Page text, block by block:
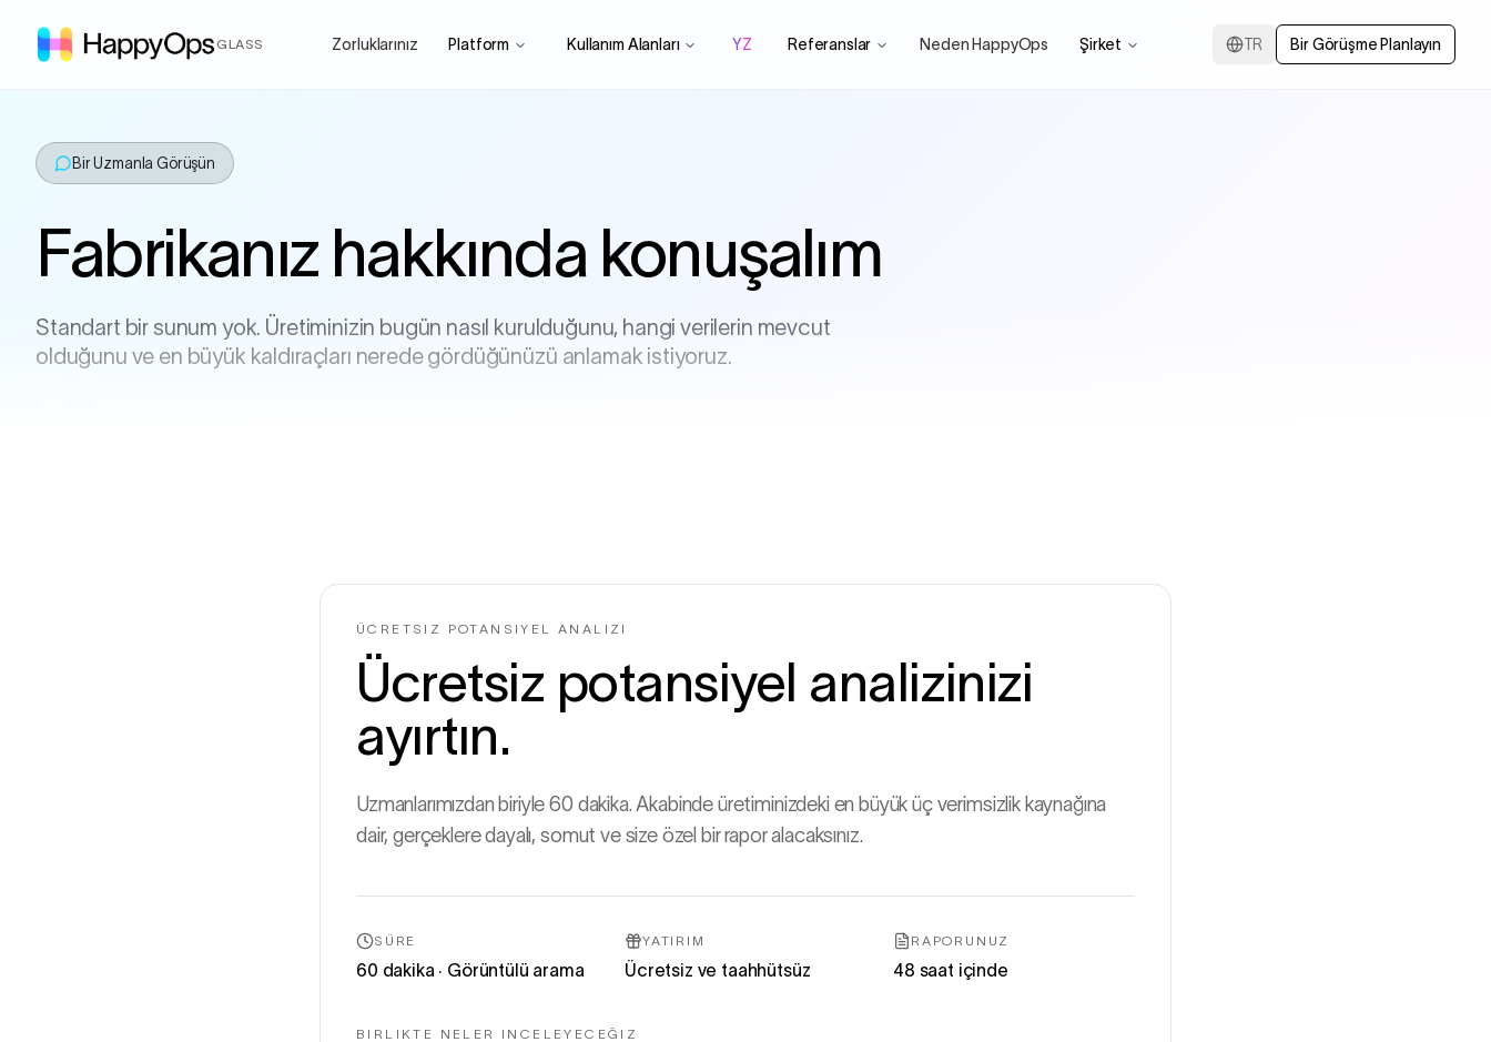
GLASS Zorluklarınız Platform Kullanım Alanları YZ Referanslar Neden HappyOps Şirket TR Bir Görüşme Planlayın
Bir Uzmanla Görüşün
Fabrikanız hakkında konuşalım
Standart bir sunum yok. Üretiminizin bugün nasıl kurulduğunu, hangi verilerin mevcut
olduğunu ve en büyük kaldıraçları nerede gördüğünüzü anlamak istiyoruz.
ÜCRETSIZ POTANSIYEL ANALIZI
Ücretsiz potansiyel analizinizi
ayırtın.
Uzmanlarımızdan biriyle 60 dakika. Akabinde üretiminizdeki en büyük üç verimsizlik kaynağına
dair, gerçeklere dayalı, somut ve size özel bir rapor alacaksınız.
SÜRE
60 dakika · Görüntülü arama
YATIRIM
Ücretsiz ve taahhütsüz
RAPORUNUZ
48 saat içinde
BIRLIKTE NELER INCELEYECEĞIZ